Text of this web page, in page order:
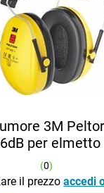
3M
per elmetto
(0)
il prezzoaccedi